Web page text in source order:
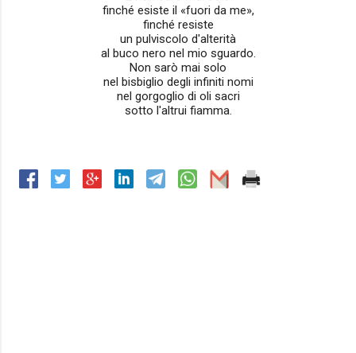
finché esiste il «fuori da me»,
finché resiste
un pulviscolo d'alterità
al buco nero nel mio sguardo.
Non sarò mai solo
nel bisbiglio degli infiniti nomi
nel gorgoglio di oli sacri
sotto l'altrui fiamma.